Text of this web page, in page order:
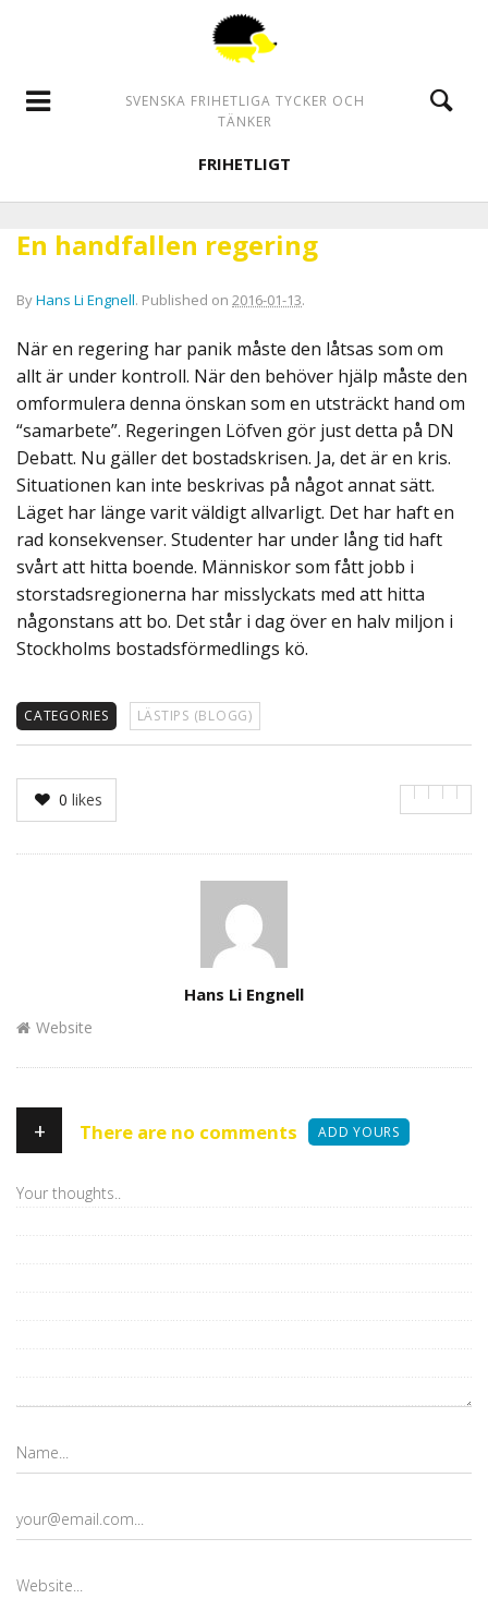
SVENSKA FRIHETLIGA TYCKER OCH
TÄNKER
FRIHETLIGT
En handfallen regering
ByHans Li Engnell. Published on 2016-01-13.
När en regering har panik måste den låtsas som om
allt är under kontroll. När den behöver hjälp måste den
omformulera denna önskan som en utsträckt hand om
“samarbete”. Regeringen Löfven gör just detta på DN
Debatt. Nu gäller det bostadskrisen. Ja, det är en kris.
Situationen kan inte beskrivas på något annat sätt.
Läget har länge varit väldigt allvarligt. Det har haft en
rad konsekvenser. Studenter har under lång tid haft
svårt att hitta boende. Människor som fått jobb i
storstadsregionerna har misslyckats med att hitta
någonstans att bo. Det står i dag över en halv miljon i
Stockholms bostadsförmedlings kö.
CATEGORIES LÄSTIPS (BLOGG)
0 likes
Hans Li Engnell
Website
+ There are no comments ADD YOURS